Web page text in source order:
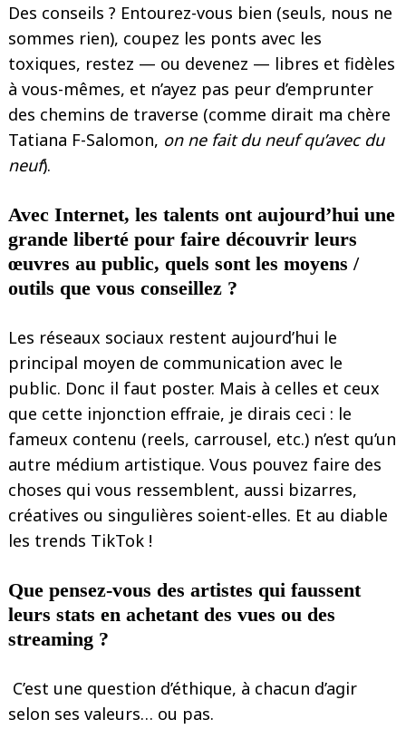
Des conseils ? Entourez-vous bien (seuls, nous ne
sommes rien), coupez les ponts avec les
toxiques, restez — ou devenez — libres et fidèles
à vous-mêmes, et n’ayez pas peur d’emprunter
des chemins de traverse (comme dirait ma chère
Tatiana F-Salomon, on ne fait du neuf qu’avec du
neuf).
Avec Internet, les talents ont aujourd’hui une
grande liberté pour faire découvrir leurs
œuvres au public, quels sont les moyens /
outils que vous conseillez ?
Les réseaux sociaux restent aujourd’hui le
principal moyen de communication avec le
public. Donc il faut poster. Mais à celles et ceux
que cette injonction effraie, je dirais ceci : le
fameux contenu (reels, carrousel, etc.) n’est qu’un
autre médium artistique. Vous pouvez faire des
choses qui vous ressemblent, aussi bizarres,
créatives ou singulières soient-elles. Et au diable
les trends TikTok !
Que pensez-vous des artistes qui faussent
leurs stats en achetant des vues ou des
streaming ?
C’est une question d’éthique, à chacun d’agir
selon ses valeurs… ou pas.